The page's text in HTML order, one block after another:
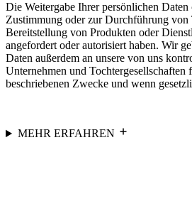
Die Weitergabe Ihrer persönlichen
Zustimmung oder zur Durchführung von
Bereitstellung von Produkten oder
angefordert oder autorisiert haben. Wir
Daten außerdem an unsere von uns
Unternehmen und
beschriebenen Zwecke und wenn
MEHR ERFAHREN